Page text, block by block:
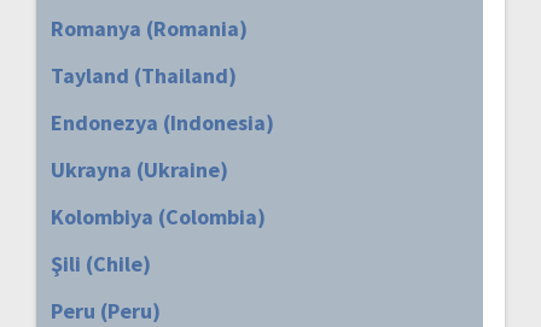
Romanya (Romania)
Tayland (Thailand)
Endonezya (Indonesia)
Ukrayna (Ukraine)
Kolombiya (Colombia)
Şili (Chile)
Peru (Peru)